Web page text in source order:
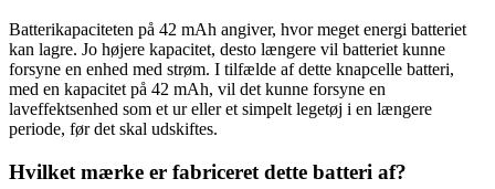
Batterikapaciteten på 42 mAh angiver, hvor meget energi batteriet
kan lagre. Jo højere kapacitet, desto længere vil batteriet kunne
forsyne en enhed med strøm. I tilfælde af dette knapcelle batteri,
med en kapacitet på 42 mAh, vil det kunne forsyne en
laveffektsenhed som et ur eller et simpelt legetøj i en længere
periode, før det skal udskiftes.
Hvilket mærke er fabriceret dette batteri af?